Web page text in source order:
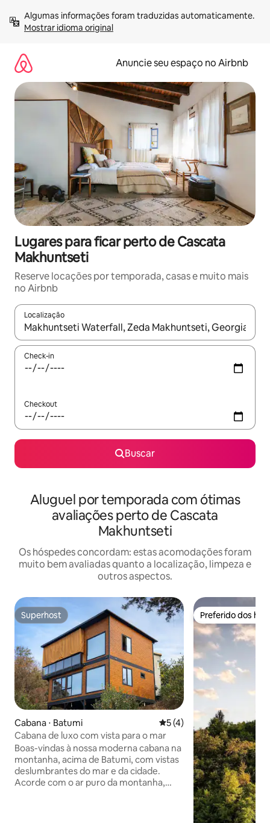
para
Mostrar idioma original
Anuncie seu espaço no Airbnb
Lugares para ficar perto de Cascata
Makhuntseti
Reserve locações por temporada, casas e muito mais
no Airbnb
Localização
Quando os resultados estiverem disponíveis, explore-os
Check-in
Checkout
Buscar
Aluguel por temporada com ótimas
avaliações perto de Cascata
Makhuntseti
Os hóspedes concordam: estas acomodações foram
muito bem avaliadas quanto a localização, limpeza e
outros aspectos.
Superhost
Superhost
Cabana ⋅ Batumi 5 de uma avaliação média
5 (4)
Cabana de luxo com vista para o mar
Boas-vindas à nossa moderna cabana na
montanha, acima de Batumi, com vistas
deslumbrantes do mar e da cidade.
Acorde com o ar puro da montanha,
Preferido dos
Preferido dos